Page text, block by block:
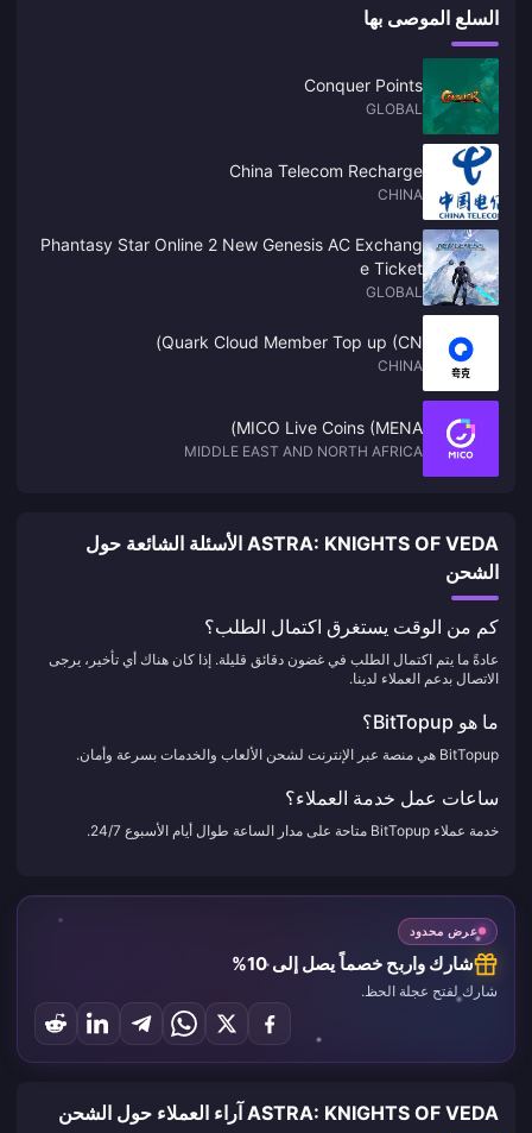
السلع الموصى بها
Conquer Points
GLOBAL
China Telecom Recharge
CHINA
Phantasy Star Online 2 New Genesis AC Exchang
e Ticket
GLOBAL
Quark Cloud Member Top up (CN)
CHINA
MICO Live Coins (MENA)
MIDDLE EAST AND NORTH AFRICA
ASTRA: KNIGHTS OF VEDA الأسئلة الشائعة حول
الشحن
كم من الوقت يستغرق اكتمال الطلب؟
عادةً ما يتم اكتمال الطلب في غضون دقائق قليلة. إذا كان هناك أي تأخير، يرجى
الاتصال بدعم العملاء لدينا.
ما هو BitTopup؟
BitTopup هي منصة عبر الإنترنت لشحن الألعاب والخدمات بسرعة وأمان.
ساعات عمل خدمة العملاء؟
خدمة عملاء BitTopup متاحة على مدار الساعة طوال أيام الأسبوع 24/7.
عرض محدود
شارك واربح خصماً يصل إلى 10%
شارك لفتح عجلة الحظ.
ASTRA: KNIGHTS OF VEDA آراء العملاء حول الشحن